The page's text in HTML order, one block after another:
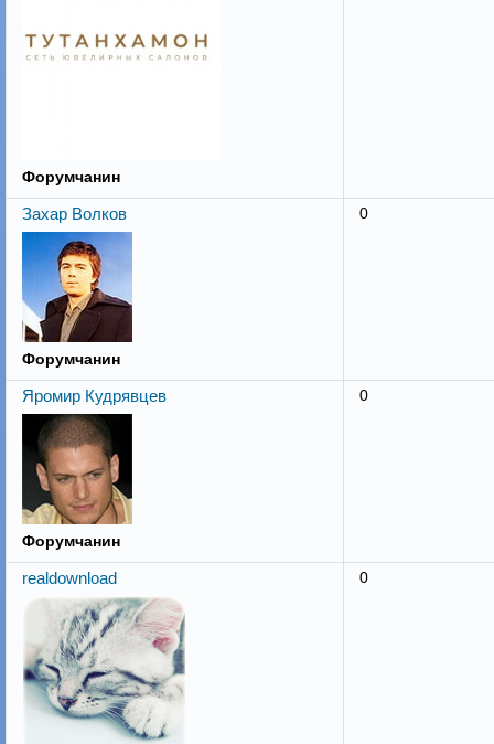
Форумчанин
Захар Волков
Форумчанин
0
Яромир Кудрявцев
Форумчанин
0
realdownload 0